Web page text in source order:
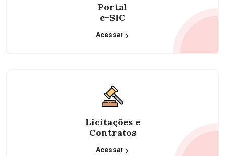
Portal
e-SIC
Acessar
Licitações e
Contratos
Acessar